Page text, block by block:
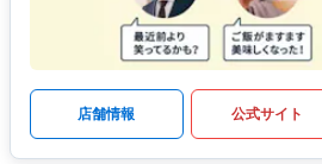
店舗情報 公式サイト